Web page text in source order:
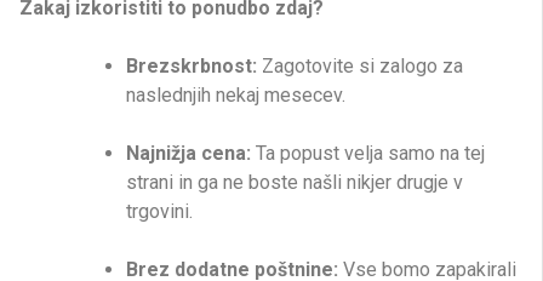
Zakaj izkoristiti to ponudbo zdaj?
Brezskrbnost: Zagotovite si zalogo za
naslednjih nekaj mesecev.
Najnižja cena: Ta popust velja samo na tej
strani in ga ne boste našli nikjer drugje v
trgovini.
Brez dodatne poštnine: Vse bomo zapakirali